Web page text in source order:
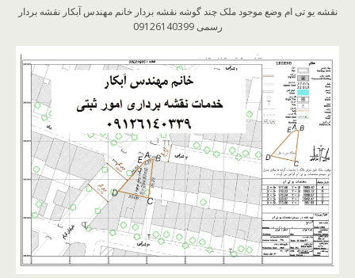
نقشه یو تی ام وضع موجود ملک چند گوشه نقشه بردار خانم مهندس آبکار نقشه بردار
رسمی 09126140399